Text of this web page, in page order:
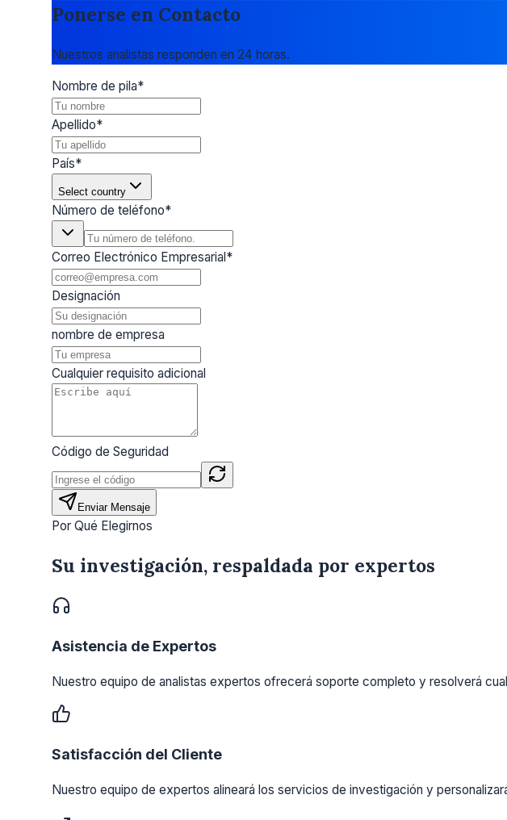
Ponerse en Contacto
Nuestros analistas responden en 24 horas.
Nombre de pila*
Apellido*
País*
Select country
Número de teléfono*
Correo Electrónico Empresarial*
Designación
nombre de empresa
Cualquier requisito adicional
Código de Seguridad
Enviar Mensaje
Por Qué Elegirnos
Su investigación, respaldada por expertos
Asistencia de Expertos
Nuestro equipo de analistas expertos ofrecerá soporte completo y resolverá
Satisfacción del Cliente
Nuestro equipo de expertos alineará los servicios de investigación y